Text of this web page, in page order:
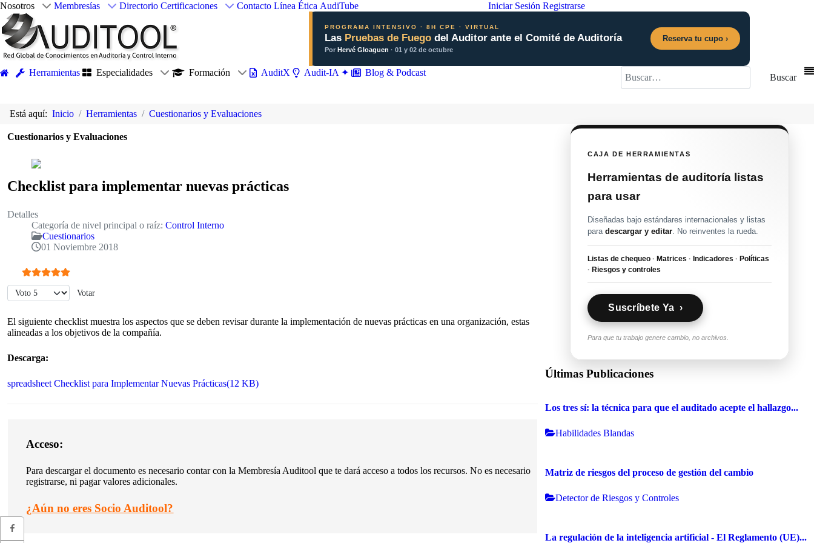
Nosotros Membresías Directorio Certificaciones Contacto Línea Ética AudiTube Iniciar Sesión Registrarse
PROGRAMA INTENSIVO · 8H CPE · VIRTUAL
Las Pruebas de Fuegodel Auditor ante el Comité de Auditoría
Por Hervé Gloaguen · 01 y 02 de octubre
Reserva tu cupo ›
Herramientas Especialidades Formación AuditX Audit-IA ✦ Blog & Podcast Buscar
Buscar
Está aquí: Inicio Herramientas Cuestionarios y Evaluaciones
Cuestionarios y Evaluaciones
Checklist para implementar nuevas prácticas
Detalles
Categoría de nivel principal o raíz: Control Interno
Cuestionarios
01 Noviembre 2018
Ratio:5/5
Por favor, vote
El siguiente checklist muestra los aspectos que se deben revisar durante la implementación de nuevas prácticas en una organización, estas
alineadas a los objetivos de la compañía.
Descarga:
spreadsheet Checklist para Implementar Nuevas Prácticas(12 KB)
Acceso:
Para descargar el documento es necesario contar con la Membresía Auditool que te dará acceso a todos los recursos. No es necesario
registrarse, ni pagar valores adicionales.
¿Aún no eres Socio Auditool?
CAJA DE HERRAMIENTAS
Herramientas de auditoría listas
para usar
Diseñadas bajo estándares internacionales y listas
paradescargar y editar. No reinventes la rueda.
Listas de chequeo · Matrices · Indicadores · Políticas
· Riesgos y controles
Suscríbete Ya ›
Para que tu trabajo genere cambio, no archivos.
Últimas Publicaciones
Los tres sí: la técnica para que el auditado acepte el hallazgo...
Habilidades Blandas
Matriz de riesgos del proceso de gestión del cambio
Detector de Riesgos y Controles
La regulación de la inteligencia artificial - El Reglamento (UE)...